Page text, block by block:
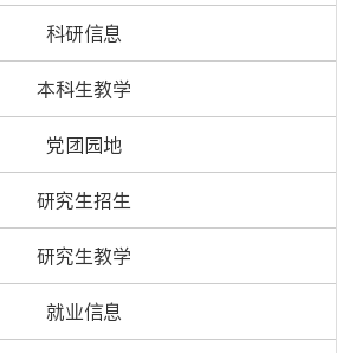
科研信息
本科生教学
党团园地
研究生招生
研究生教学
就业信息